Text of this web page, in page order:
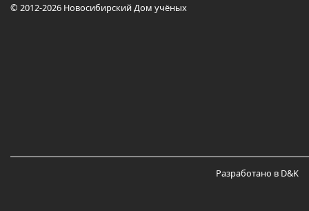
© 2012-2026 Новосибирский Дом учёных
Разработано в D&K